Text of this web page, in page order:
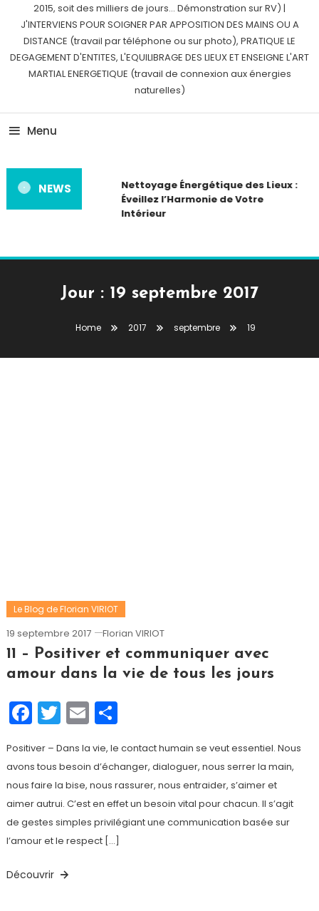
2015, soit des milliers de jours… Démonstration sur RV) |
J'INTERVIENS POUR SOIGNER PAR APPOSITION DES MAINS OU A
DISTANCE (travail par téléphone ou sur photo), PRATIQUE LE
DEGAGEMENT D'ENTITES, L'EQUILIBRAGE DES LIEUX ET ENSEIGNE L'ART
MARTIAL ENERGETIQUE (travail de connexion aux énergies
naturelles)
Menu
NEWS
Nettoyage Énergétique des Lieux :
Éveillez l’Harmonie de Votre
Intérieur
Jour : 19 septembre 2017
Home 2017 septembre 19
Le Blog de Florian VIRIOT
19 septembre 2017 Florian VIRIOT
11 – Positiver et communiquer avec
amour dans la vie de tous les jours
Facebook
Twitter
EmailPartager
Positiver – Dans la vie, le contact humain se veut essentiel. Nous
avons tous besoin d’échanger, dialoguer, nous serrer la main,
nous faire la bise, nous rassurer, nous entraider, s’aimer et
aimer autrui. C’est en effet un besoin vital pour chacun. Il s’agit
de gestes simples privilégiant une communication basée sur
l’amour et le respect […]
Découvrir